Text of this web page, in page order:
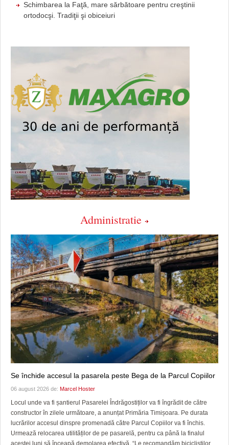
Schimbarea la Faţă, mare sărbătoare pentru creştinii
ortodocşi. Tradiţii şi obiceiuri
Administratie
Se închide accesul la pasarela peste Bega de la Parcul Copiilor
06 august 2026 de: Marcel Hoster
Locul unde va fi șantierul Pasarelei Îndrăgostiților va fi îngrădit de către
constructor în zilele următoare, a anunțat Primăria Timișoara. Pe durata
lucrărilor accesul dinspre promenadă către Parcul Copiilor va fi închis.
Urmează relocarea utilităților de pe pasarelă, pentru ca până la finalul